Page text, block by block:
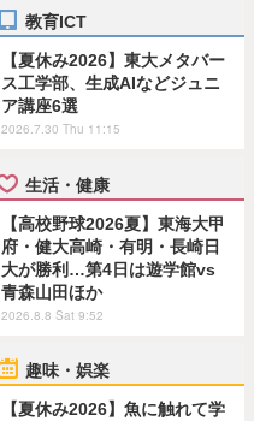
教育ICT
【夏休み2026】東大メタバー
ス工学部、生成AIなどジュニ
ア講座6選
2026.7.30 Thu 11:15
生活・健康
【高校野球2026夏】東海大甲
府・健大高崎・有明・長崎日
大が勝利…第4日は遊学館vs
青森山田ほか
2026.8.8 Sat 9:52
趣味・娯楽
【夏休み2026】魚に触れて学